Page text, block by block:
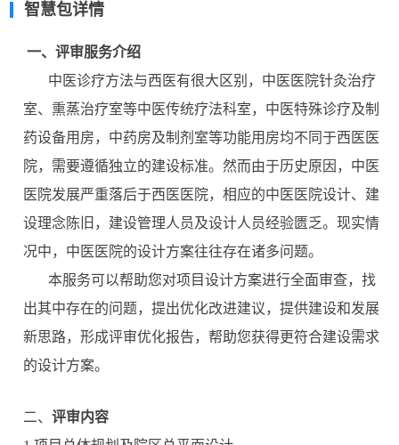
智慧包详情
一、评审服务介绍
中医诊疗方法与西医有很大区别，中医医院针灸治疗
室、熏蒸治疗室等中医传统疗法科室，中医特殊诊疗及制
药设备用房，中药房及制剂室等功能用房均不同于西医医
院，需要遵循独立的建设标准。然而由于历史原因，中医
医院发展严重落后于西医医院，相应的中医医院设计、建
设理念陈旧，建设管理人员及设计人员经验匮乏。现实情
况中，中医医院的设计方案往往存在诸多问题。
本服务可以帮助您对项目设计方案进行全面审查，找
出其中存在的问题，提出优化改进建议，提供建设和发展
新思路，形成评审优化报告，帮助您获得更符合建设需求
的设计方案。
二、 评审内容